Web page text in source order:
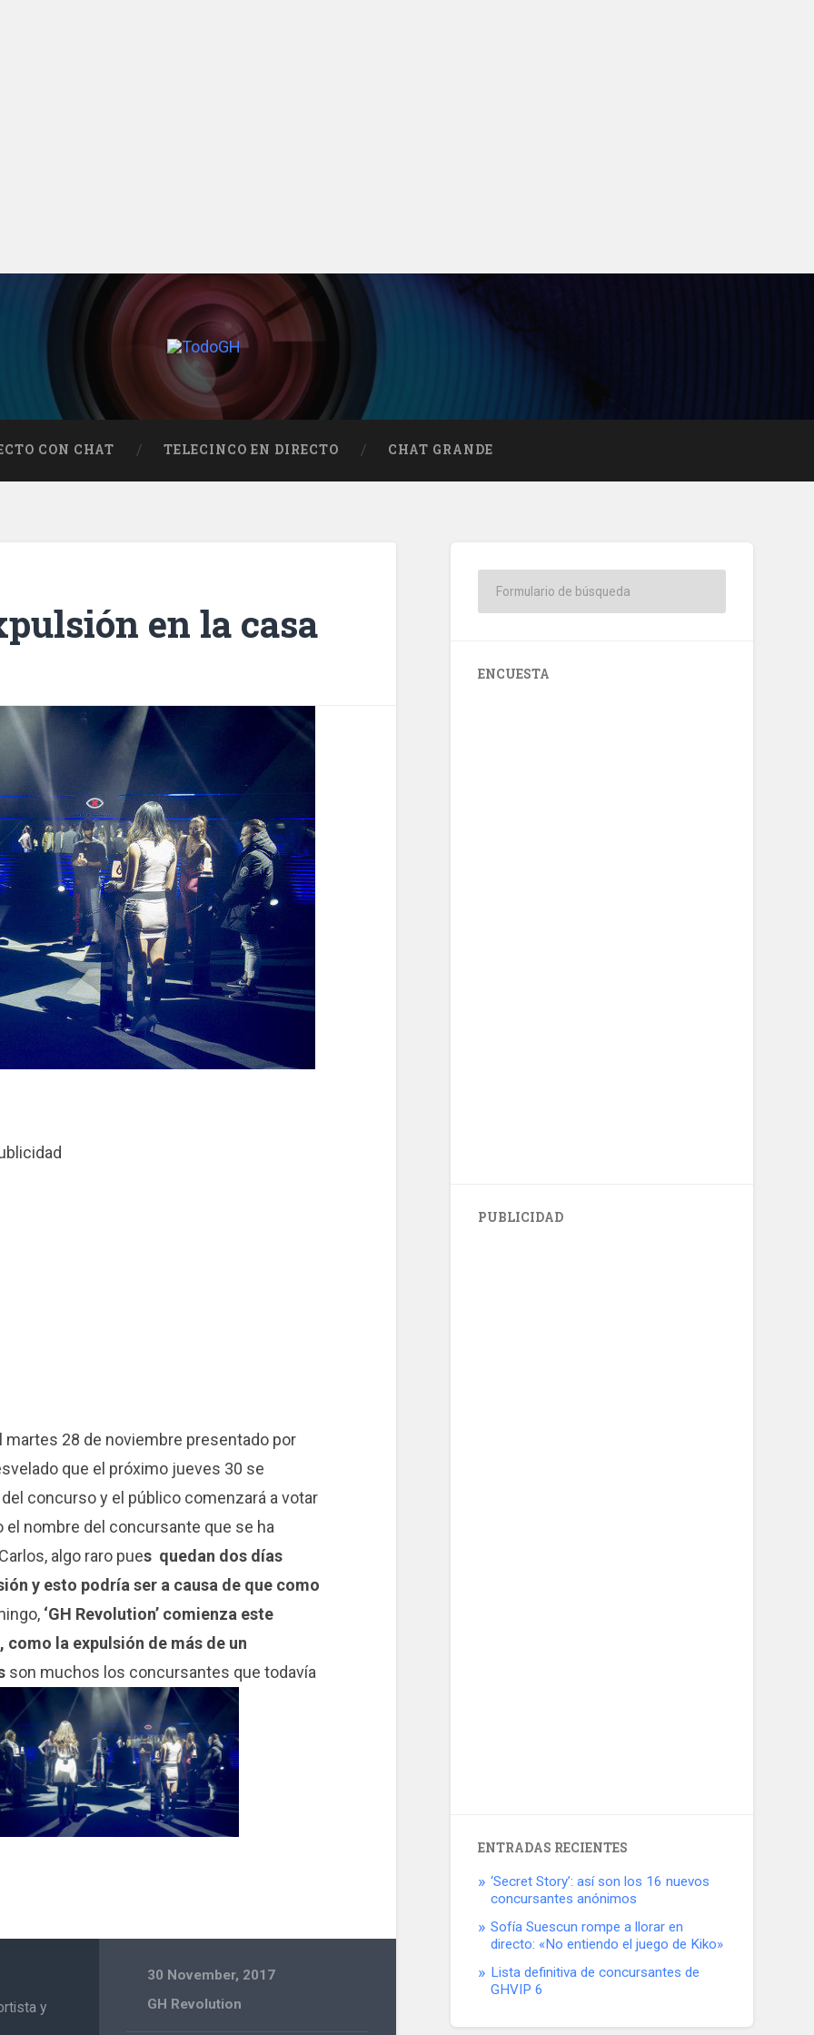
CON CHAT TELECINCO EN DIRECTO CHAT GRANDE
en la casa
martes 28 de noviembre presentado por
que el próximo jueves 30 se
concurso y el público comenzará a votar
el nombre del concursante que se ha
algo raro pues quedan dos días
y esto podría ser a causa de que como
‘GH Revolution’ comienza este
como la expulsión de más de un
son muchos los concursantes que todavía
y
30 November, 2017
GH Revolution
ENCUESTA
PUBLICIDAD
ENTRADAS RECIENTES
‘Secret Story’: así son los 16 nuevos
concursantes anónimos
Sofía Suescun rompe a llorar en
directo: «No entiendo el juego de Kiko»
Lista definitiva de concursantes de
GHVIP 6